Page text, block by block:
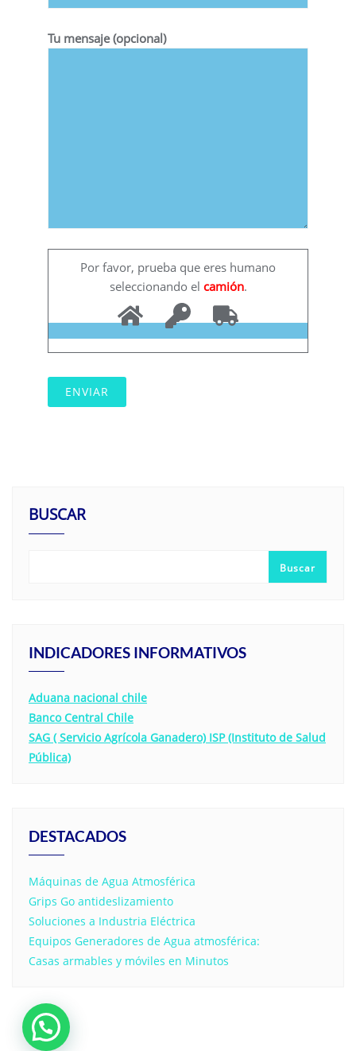
Tu mensaje (opcional)
Por favor, prueba que eres humano
seleccionando el camión.
BUSCAR
Buscar
INDICADORES INFORMATIVOS
Aduana nacional chile
Banco Central Chile
SAG ( Servicio Agrícola Ganadero) ISP (Instituto de Salud
Pública)
DESTACADOS
Máquinas de Agua Atmosférica
Grips Go antideslizamiento
Soluciones a Industria Eléctrica
Equipos Generadores de Agua atmosférica:
Casas armables y móviles en Minutos